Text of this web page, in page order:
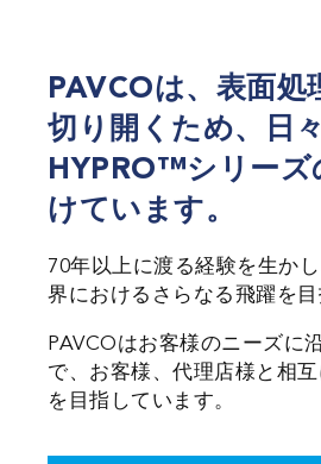
PAVCOは、表面処
切り開くため、日
HYPRO™シリーズ
けています。
70年以上に渡る経験を生か
界におけるさらなる飛躍を目
PAVCOはお客様のニーズに
で、お客様、代理店様と相
を目指しています。